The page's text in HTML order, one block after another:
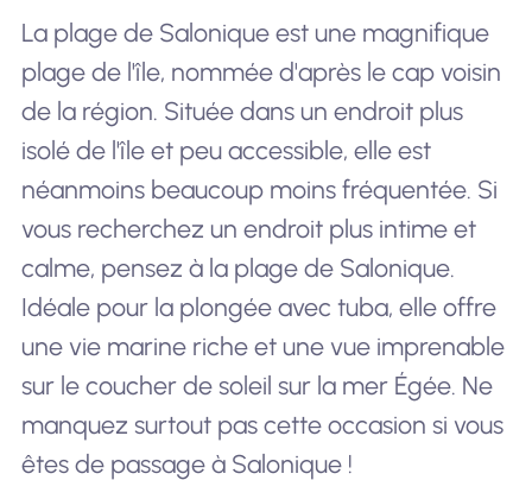
La plage de Salonique est une magnifique
plage de l'île, nommée d'après le cap voisin
de la région. Située dans un endroit plus
isolé de l'île et peu accessible, elle est
néanmoins beaucoup moins fréquentée. Si
vous recherchez un endroit plus intime et
calme, pensez à la plage de Salonique.
Idéale pour la plongée avec tuba, elle offre
une vie marine riche et une vue imprenable
sur le coucher de soleil sur la mer Égée. Ne
manquez surtout pas cette occasion si vous
êtes de passage à Salonique !